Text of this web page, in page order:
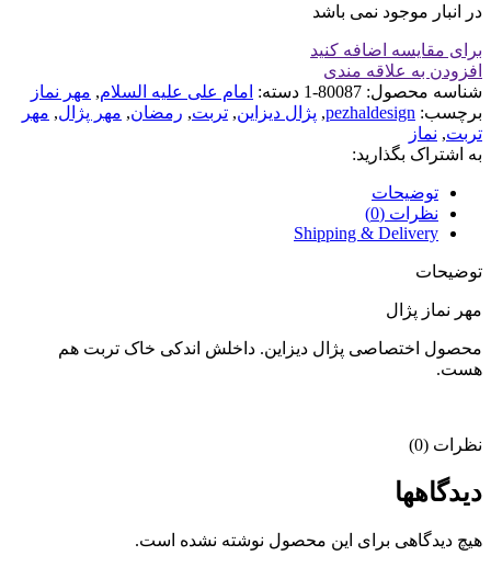
در انبار موجود نمی باشد
برای مقایسه اضافه کنید
افزودن به علاقه مندی
شناسه محصول: 80087-1 دسته: امام علی علیه السلام, مهر نماز
برچسب: pezhaldesign
, پژال دیزاین, تربت, رمضان, مهر پژال, مهر
تربت, نماز
به اشتراک بگذارید:
توضیحات
نظرات (0)
Shipping & Delivery
توضیحات
مهر نماز پژال
محصول اختصاصی پژال دیزاین. داخلش اندکی خاک تربت هم
هست.
نظرات (0)
دیدگاهها
هیچ دیدگاهی برای این محصول نوشته نشده است.